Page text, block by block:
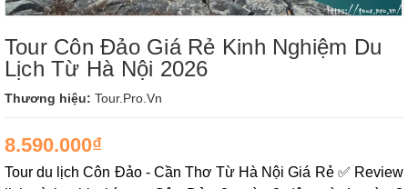
Tour Côn Đảo Giá Rẻ Kinh Nghiệm Du
Lịch Từ Hà Nội 2026
Thương hiệu: Tour.Pro.Vn
8.590.000₫
Tour du lịch Côn Đảo - Cần Thơ Từ Hà Nội Giá Rẻ ✅ Review